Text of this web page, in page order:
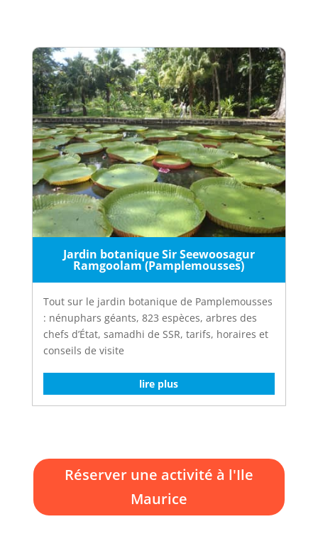
Jardin botanique Sir Seewoosagur
Ramgoolam (Pamplemousses)
Tout sur le jardin botanique de Pamplemousses
: nénuphars géants, 823 espèces, arbres des
chefs d’État, samadhi de SSR, tarifs, horaires et
conseils de visite
lire plus
Réserver une activité à l'Ile
Maurice